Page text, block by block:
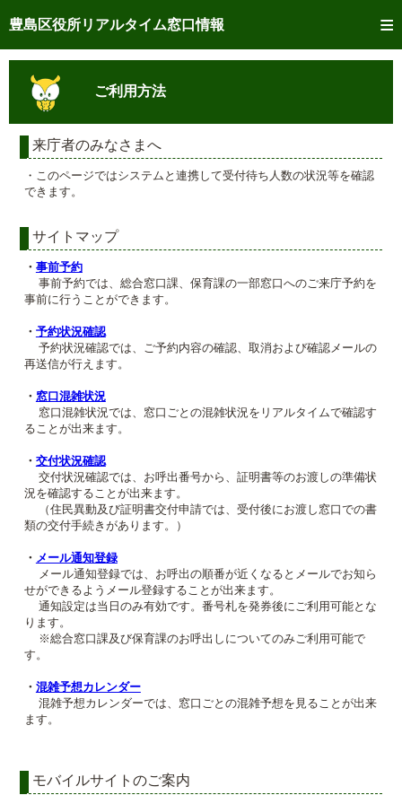
豊島区役所リアルタイム窓口情報
トップページへ
ご利用方法
事前予約
予約状況確認
リアルタイム 窓口混雑状況
メール通知登録
混雑予想カレンダー
ご利用方法
来庁者のみなさまへ
・このページではシステムと連携して受付待ち人数の状況等を確認
できます。
サイトマップ
・ 事前予約
事前予約では、総合窓口課、保育課の一部窓口へのご来庁予約を
事前に行うことができます。
・ 予約状況確認
予約状況確認では、ご予約内容の確認、取消および確認メールの
再送信が行えます。
・ 窓口混雑状況
窓口混雑状況では、窓口ごとの混雑状況をリアルタイムで確認す
ることが出来ます。
・ 交付状況確認
交付状況確認では、お呼出番号から、証明書等のお渡しの準備状
況を確認することが出来ます。
（住民異動及び証明書交付申請では、受付後にお渡し窓口での書
類の交付手続きがあります。）
・ メール通知登録
メール通知登録では、お呼出の順番が近くなるとメールでお知ら
せができるようメール登録することが出来ます。
通知設定は当日のみ有効です。番号札を発券後にご利用可能とな
ります。
※総合窓口課及び保育課のお呼出しについてのみご利用可能で
す。
・ 混雑予想カレンダー
混雑予想カレンダーでは、窓口ごとの混雑予想を見ることが出来
ます。
モバイルサイトのご案内